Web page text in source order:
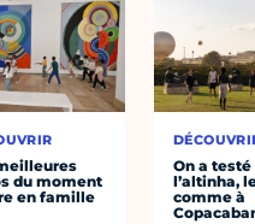
du moment
en famille
On a testé
l’altinha,
comme à